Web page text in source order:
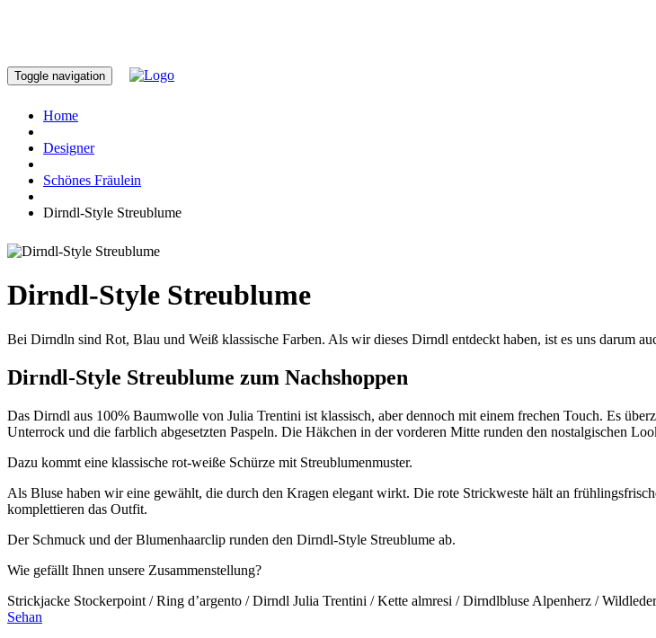
Toggle navigation
Home
Designer
Schönes Fräulein
Dirndl-Style Streublume
Dirndl-Style Streublume
Bei Dirndln sind Rot, Blau und Weiß klassische Farben. Als wir dieses Dirndl entdeckt haben, ist es uns darum
Dirndl-Style Streublume zum Nachshoppen
Das Dirndl aus 100% Baumwolle von Julia Trentini ist klassisch, aber dennoch mit einem frechen Touch. Es
Unterrock und die farblich abgesetzten Paspeln. Die Häkchen in der vorderen Mitte runden den nostalgischen
Dazu kommt eine klassische rot-weiße Schürze mit Streublumenmuster.
Als Bluse haben wir eine gewählt, die durch den Kragen elegant wirkt. Die rote Strickweste hält an
komplettieren das Outfit.
Der Schmuck und der Blumenhaarclip runden den Dirndl-Style Streublume ab.
Wie gefällt Ihnen unsere Zusammenstellung?
Strickjacke Stockerpoint / Ring d’argento / Dirndl Julia Trentini / Kette almresi / Dirndlbluse Alpenherz /
Sehan